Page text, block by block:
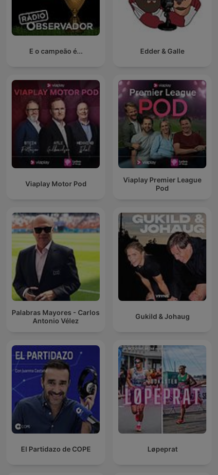
E o campeão é... Edder & Galle
Viaplay Motor Pod
Viaplay Premier League
Pod
Palabras Mayores - Carlos
Antonio Vélez
Gukild & Johaug
El Partidazo de COPE Løpeprat